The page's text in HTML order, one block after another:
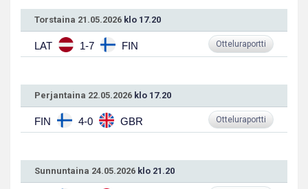
Torstaina 21.05.2026 klo 17.20
LAT 1-7 FIN Otteluraportti
Perjantaina 22.05.2026 klo 17.20
FIN 4-0 GBR Otteluraportti
Sunnuntaina 24.05.2026 klo 21.20